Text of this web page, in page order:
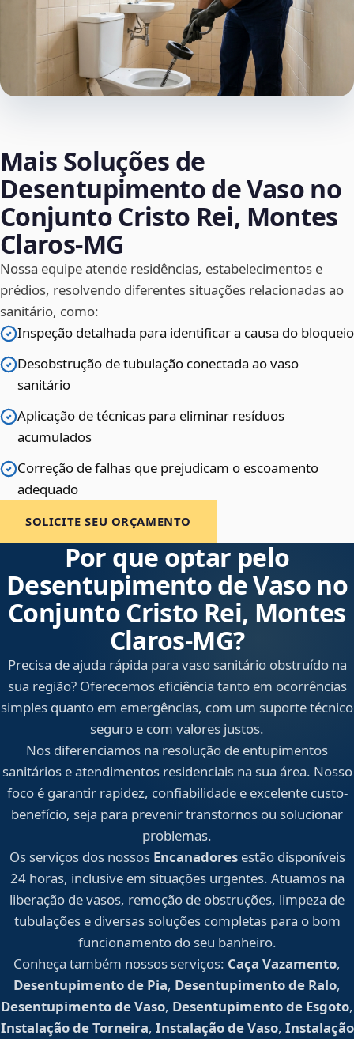
Mais Soluções de
Desentupimento de Vaso no
Conjunto Cristo Rei, Montes
Claros‑MG
Nossa equipe atende residências, estabelecimentos e
prédios, resolvendo diferentes situações relacionadas ao
sanitário, como:
Inspeção detalhada para identificar a causa do bloqueio
Desobstrução de tubulação conectada ao vaso
sanitário
Aplicação de técnicas para eliminar resíduos
acumulados
Correção de falhas que prejudicam o escoamento
adequado
SOLICITE SEU ORÇAMENTO
Por que optar pelo
Desentupimento de Vaso no
Conjunto Cristo Rei, Montes
Claros‑MG?
Precisa de ajuda rápida para vaso sanitário obstruído na
sua região? Oferecemos eficiência tanto em ocorrências
simples quanto em emergências, com um suporte técnico
seguro e com valores justos.
Nos diferenciamos na resolução de entupimentos
sanitários e atendimentos residenciais na sua área. Nosso
foco é garantir rapidez, confiabilidade e excelente custo-
benefício, seja para prevenir transtornos ou solucionar
problemas.
Os serviços dos nossos Encanadoresestão disponíveis
24 horas, inclusive em situações urgentes. Atuamos na
liberação de vasos, remoção de obstruções, limpeza de
tubulações e diversas soluções completas para o bom
funcionamento do seu banheiro.
Conheça também nossos serviços: Caça Vazamento,
Desentupimento de Pia, Desentupimento de Ralo,
Desentupimento de Vaso, Desentupimento de Esgoto,
Instalação de Torneira, Instalação de Vaso, Instalação